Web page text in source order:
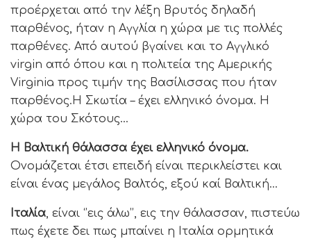
προέρχεται από την λέξη Βρυτός δηλαδή
παρθένος, ήταν η Αγγλία η χώρα με τις πολλές
παρθένες. Από αυτού βγαίνει και το Αγγλικό
virgin από όπου και η πολιτεία της Αμερικής
Virginia προς τιμήν της Βασίλισσας που ήταν
παρθένος.Η Σκωτία – έχει ελληνικό όνομα. Η
χώρα του Σκότους…
Η Βαλτική θάλασσα έχει ελληνικό όνομα.
Ονομάζεται έτσι επειδή είναι περικλείστει και
είναι ένας μεγάλος Βαλτός, εξού καί Βαλτική…
Ιταλία, είναι ‘’εις άλω’’, εις την θάλασσαν, πιστεύω
πως έχετε δει πως μπαίνει η Ιταλία ορμητικά